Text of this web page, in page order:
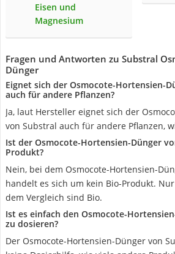
Eisen und
Magnesium
Fragen und Antworten zu Substral
Dünger
Eignet sich der Osmocote-Hortensien-
auch für andere Pflanzen?
Ja, laut Hersteller eignet sich der
von Substral auch für andere Pflanzen,
Ist der Osmocote-Hortensien-Dünger
Produkt?
Nein, bei dem Osmocote-Hortensien-
handelt es sich um kein Bio-Produkt.
dem Vergleich sind Bio.
Ist es einfach den Osmocote-
zu dosieren?
Der Osmocote-Hortensien-Dünger von